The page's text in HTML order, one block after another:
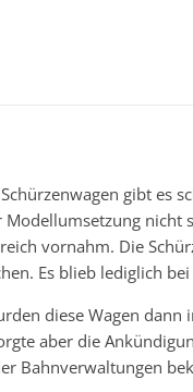
gibt es
vornahm. Die
Es blieb lediglich
diese Wagen
aber die
Bahnverwaltungen